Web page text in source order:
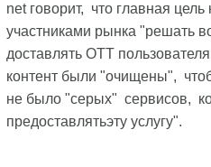
net говорит, что главная
участниками рынка "решать
доставлять ОТТ
контент были "очищены",
не было "серых" сервисов,
предоставлятьэту услугу".